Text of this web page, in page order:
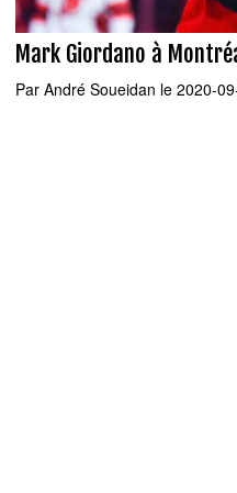
Mark Giordano à
Par André Soueidan le 2020-